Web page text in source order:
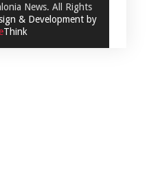
News. All Rights
& Development by
Think